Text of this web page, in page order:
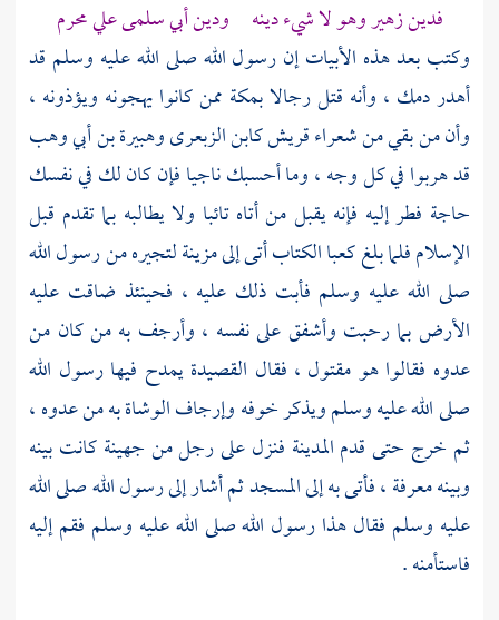
فدينزهيروهو لا شيء دينه ودين أبي سلمى علي محرم
وكتب بعد هذه الأبيات إن رسول الله صلى الله عليه وسلم قد
أهدر دمك ، وأنه قتل رجالابمكة ممن كانوا يهجونه ويؤذونه ،
وأن من بقي من شعراءقريشكابن الزبعرىوهبيرة بن أبي وهب
قد هربوا في كل وجه ، وما أحسبك ناجيا فإن كان لك في نفسك
حاجة فطر إليه فإنه يقبل من أتاه تائبا ولا يطالبه بما تقدم قبل
الإسلام فلما بلغكعباالكتاب أتى إلىمزينةلتجيره من رسول الله
صلى الله عليه وسلم فأبت ذلك عليه ، فحينئذ ضاقت عليه
الأرض بما رحبت وأشفق على نفسه ، وأرجف به من كان من
عدوه فقالوا هو مقتول ، فقال القصيدة يمدح فيها رسول الله
صلى الله عليه وسلم ويذكر خوفه وإرجاف الوشاة به من عدوه ،
ثم خرج حتى قدمالمدينة فنزل على رجل منجهينةكانت بينه
وبينه معرفة ، فأتى به إلى المسجد ثم أشار إلى رسول الله صلى الله
عليه وسلم فقال هذا رسول الله صلى الله عليه وسلم فقم إليه
فاستأمنه .